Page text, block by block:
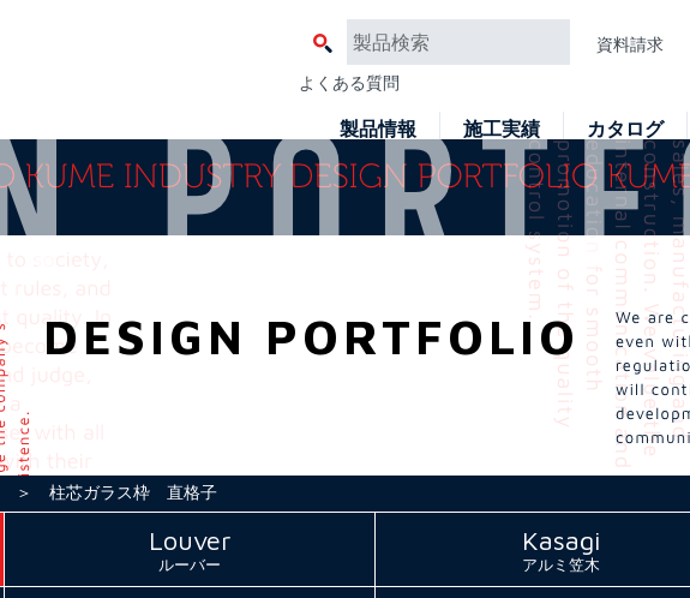
資料請求
よくある質問
製品情報 施工実績 カタログ
DESIGN PORTFOLIO
＞ 柱芯ガラス枠 直格子
Louver
ルーバー
Kasagi
アルミ笠木